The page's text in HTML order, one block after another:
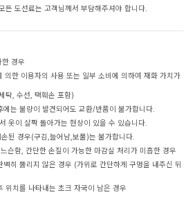
든 도선료는 고객님께서 부담해주셔야 합니다.
경우
한 이용자의 사용 또는 일부 소비에 의하여 재화 가치가
탁, 수선, 택훼손 포함)
는 불량이 발견되어도 교환/반품이 불가합니다.
옷이 살짝 돌아가는 현상이 있을 수 있습니다.
된 경우(구김,늘어남,보풀)는 불가합니다.
슨함, 간단한 손질이 가능한 마감실 처리가 미흡한 경우
히 뚫리지 않은 경우 (가위로 간단하게 구멍을 내주신 뒤
위치를 나타내는 초크 자국이 남은 경우